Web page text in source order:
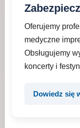
Oferujemy
medyczne
Obsługujemy
koncerty i
Dowiedz się